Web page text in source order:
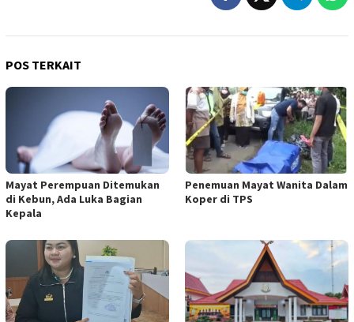
POS TERKAIT
Mayat Perempuan Ditemukan
di Kebun, Ada Luka Bagian
Kepala
Penemuan Mayat Wanita Dalam
Koper di TPS